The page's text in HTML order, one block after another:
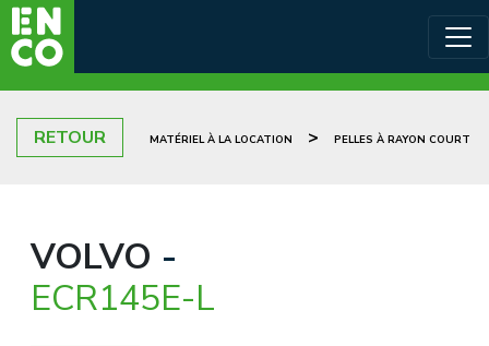
RETOUR MATÉRIEL À LA LOCATION > PELLES À RAYON COURT
VOLVO -
ECR145E-L